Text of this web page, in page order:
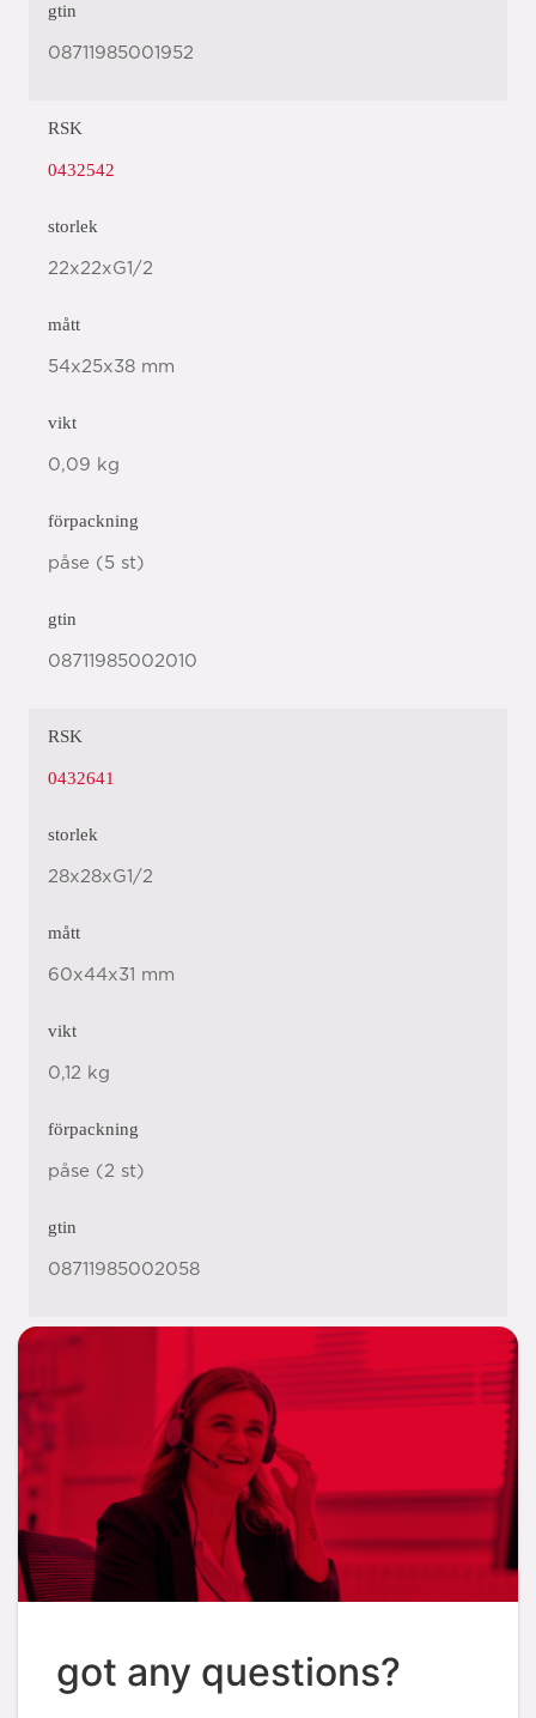
gtin
08711985001952
RSK
0432542
storlek
22x22xG1/2
mått
54x25x38 mm
vikt
0,09 kg
förpackning
påse (5 st)
gtin
08711985002010
RSK
0432641
storlek
28x28xG1/2
mått
60x44x31 mm
vikt
0,12 kg
förpackning
påse (2 st)
gtin
08711985002058
got any questions?